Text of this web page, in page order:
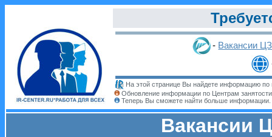
- Вакансии
На этой странице Вы найдете информацию по
Обновление информации по Центрам
Теперь Вы сможете найти больше информации.
Вакансии